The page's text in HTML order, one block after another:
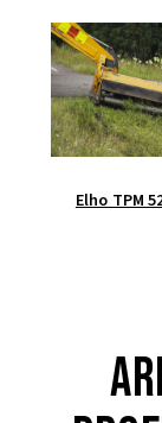
Elho TPM